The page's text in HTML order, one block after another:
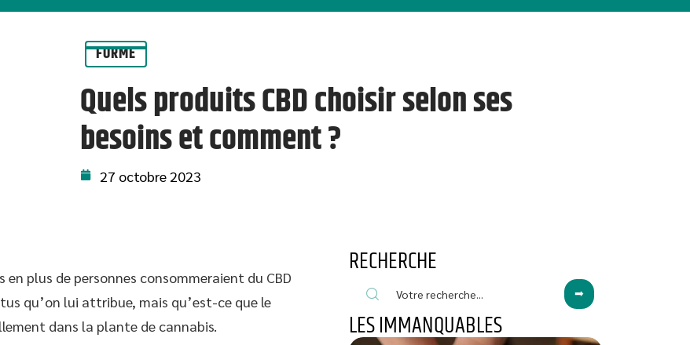
FORME
Quels produits CBD choisir selon ses
besoins et comment ?
27 octobre 2023
plus de personnes consommeraient du CBD
qu’on lui attribue, mais qu’est-ce que le
dans la plante de cannabis.
RECHERCHE
LES IMMANQUABLES